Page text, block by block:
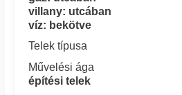
villany: utcában
víz: bekötve
Telek típusa
Művelési ága
építési telek